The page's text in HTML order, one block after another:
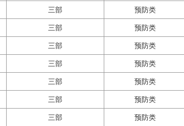
三部 预防类
三部 预防类
三部 预防类
三部 预防类
三部 预防类
三部 预防类
三部 预防类